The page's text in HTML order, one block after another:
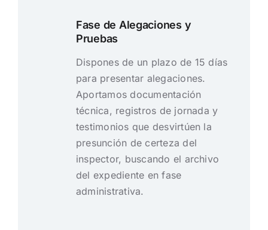
Fase de Alegaciones y
Pruebas
Dispones de un plazo de 15 días
para presentar alegaciones.
Aportamos documentación
técnica, registros de jornada y
testimonios que desvirtúen la
presunción de certeza del
inspector, buscando el archivo
del expediente en fase
administrativa.